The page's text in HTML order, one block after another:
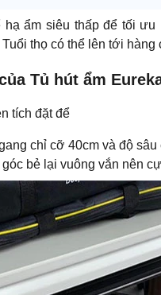
hạ ẩm siêu thấp để tối ưu
thọ có thể lên tới hàng
Tủ hút ẩm
tích đặt để
chỉ cỡ 40cm và độ
bẻ lại vuông vắn nên